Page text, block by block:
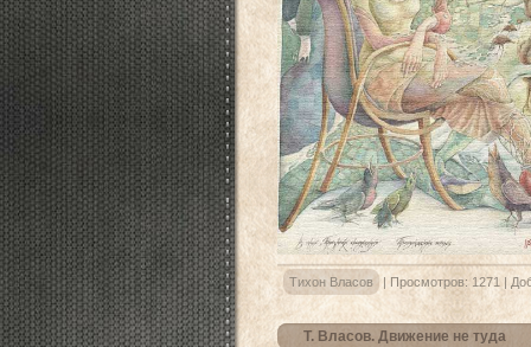
Тихон Власов Просмотров: 1271
Т. Власов. Движение не туда